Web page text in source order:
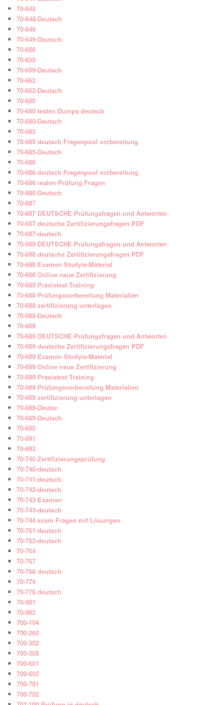
70-648
70-648-Deutsch
70-649
70-649-Deutsch
70-656
70-659
70-659-Deutsch
70-662
70-662-Deutsch
70-680
70-680 testen Dumps deutsch
70-680-Deutsch
70-685
70-685 deutsch Fragenpool vorbereitung
70-685-Deutsch
70-686
70-686 deutsch Fragenpool vorbereitung
70-686 realen Prüfung Fragen
70-686-Deutsch
70-687
70-687 DEUTSCHE Prüfungsfragen und Antworten
70-687 deutsche Zertifizierungsfragen PDF
70-687-deutsch
70-688 DEUTSCHE Prüfungsfragen und Antworten
70-688 deutsche Zertifizierungsfragen PDF
70-688 Examen Studyie-Material
70-688 Online neue Zertifizierung
70-688 Praxistest Training
70-688 Prüfungsvorbereitung Materialien
70-688 zertifizierung unterlagen
70-688-Deutsch
70-689
70-689 DEUTSCHE Prüfungsfragen und Antworten
70-689 deutsche Zertifizierungsfragen PDF
70-689 Examen Studyie-Material
70-689 Online neue Zertifizierung
70-689 Praxistest Training
70-689 Prüfungsvorbereitung Materialien
70-689 zertifizierung unterlagen
70-689-Deutsc
70-689-Deutsch
70-690
70-691
70-693
70-740 Zertifizierungsprüfung
70-740-deutsch
70-741-deutsch
70-742-deutsch
70-743 Examen
70-743-deutsch
70-744 exam Fragen mit Lösungen
70-761-deutsch
70-762-deutsch
70-764
70-767
70-768 deutsch
70-774
70-776 deutsch
70-981
70-982
700-104
700-260
700-302
700-505
700-601
700-602
700-701
700-702